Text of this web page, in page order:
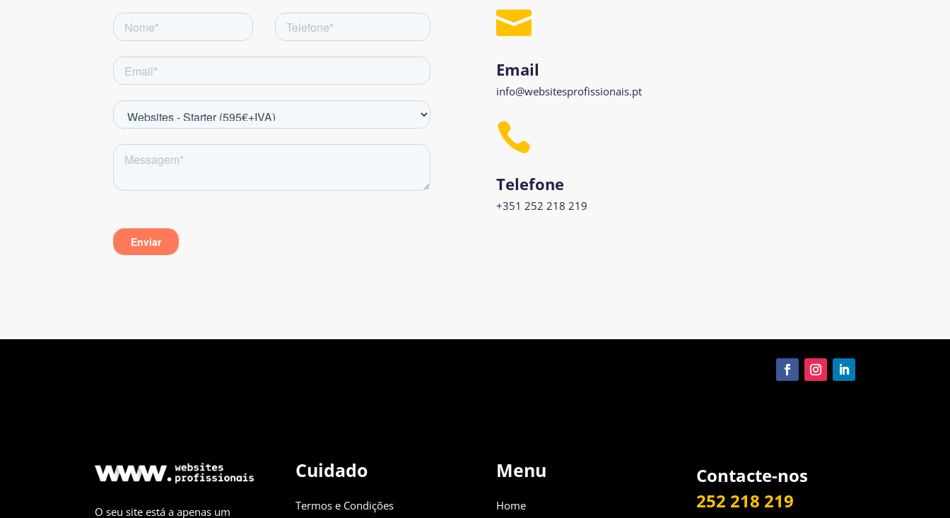

Email
info@websitesprofissionais.pt

Telefone
+351 252 218 219
O seu site está a apenas um
Cuidado
Termos e Condições
Menu
Home
Contacte-nos
252 218 219